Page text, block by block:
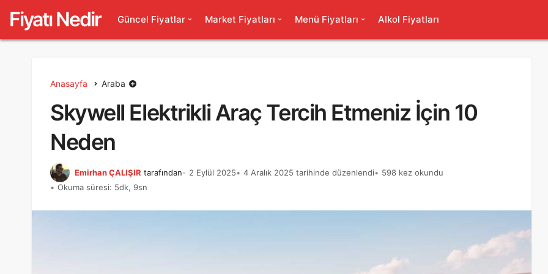
Fiyatı Nedir Güncel Fiyatlar Market Fiyatları Menü Fiyatları Alkol Fiyatları
Anasayfa Araba
Skywell Elektrikli Araç Tercih Etmeniz İçin 10
Neden
Emirhan ÇALIŞIR tarafından 2 Eylül 2025 4 Aralık 2025 tarihinde düzenlendi
598 kez okundu
Okuma süresi: 5dk, 9sn